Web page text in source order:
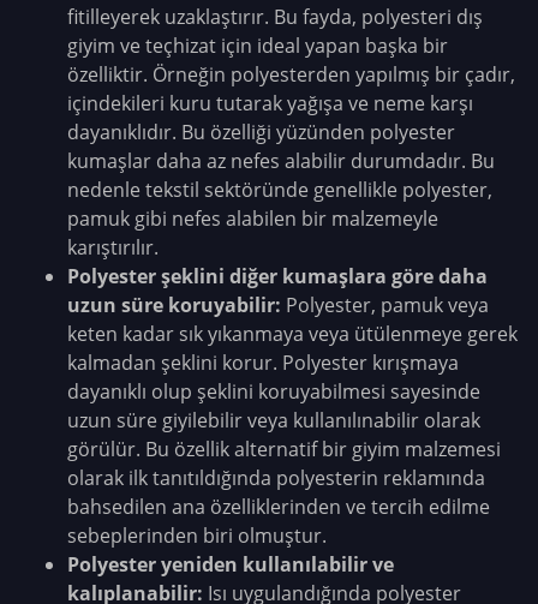
fitilleyerek uzaklaştırır. Bu fayda, polyesteri dış
giyim ve teçhizat için ideal yapan başka bir
özelliktir. Örneğin polyesterden yapılmış bir çadır,
içindekileri kuru tutarak yağışa ve neme karşı
dayanıklıdır. Bu özelliği yüzünden polyester
kumaşlar daha az nefes alabilir durumdadır. Bu
nedenle tekstil sektöründe genellikle polyester,
pamuk gibi nefes alabilen bir malzemeyle
karıştırılır.
Polyester şeklini diğer kumaşlara göre daha
uzun süre koruyabilir: Polyester, pamuk veya
keten kadar sık yıkanmaya veya ütülenmeye gerek
kalmadan şeklini korur. Polyester kırışmaya
dayanıklı olup şeklini koruyabilmesi sayesinde
uzun süre giyilebilir veya kullanılınabilir olarak
görülür. Bu özellik alternatif bir giyim malzemesi
olarak ilk tanıtıldığında polyesterin reklamında
bahsedilen ana özelliklerinden ve tercih edilme
sebeplerinden biri olmuştur.
Polyester yeniden kullanılabilir ve
kalıplanabilir: Isı uygulandığında polyester